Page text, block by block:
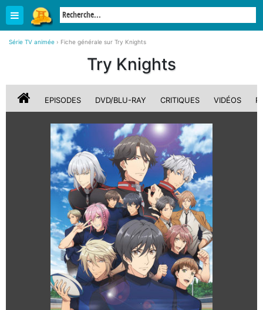
Série TV animée › Fiche générale sur Try Knights
Try Knights
EPISODES DVD/BLU-RAY CRITIQUES VIDÉOS